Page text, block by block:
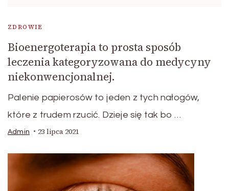
ZDROWIE
Bioenergoterapia to prosta sposób
leczenia kategoryzowana do medycyny
niekonwencjonalnej.
Palenie papierosów to jeden z tych nałogów,
które z trudem rzucić. Dzieje się tak bo …
Admin 23 lipca 2021